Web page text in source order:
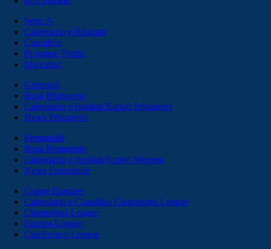
Serie A
Calendario e Risultati
Classifica
Prossime Partite
Marcatori
Giovanili
Rosa Primavera
Calendario e risultati Napoli Primavera
News Primavera
Femminile
Rosa Femminile
Calendario e risultati Napoli Women
News Femminile
Coppe Europee
Calendario e Classifica Champions League
Champions League
Europa League
Conference League